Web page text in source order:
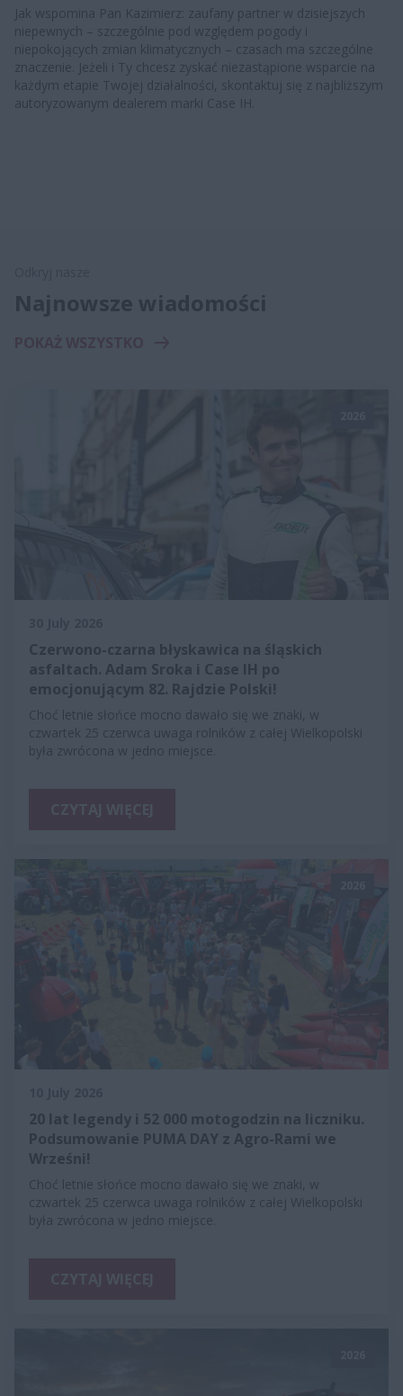
Jak wspomina Pan Kazimierz: zaufany partner w dzisiejszych
niepewnych – szczególnie pod względem pogody i
niepokojących zmian klimatycznych – czasach ma szczególne
znaczenie. Jeżeli i Ty chcesz zyskać niezastąpione wsparcie na
każdym etapie Twojej działalności, skontaktuj się z najbliższym
autoryzowanym dealerem marki Case IH.
Najnowsze wiadomości
Czerwono-czarna błyskawica na śląskich
asfaltach. Adam Sroka i Case IH po
emocjonującym 82. Rajdzie Polski!
Choć letnie słońce mocno dawało się we znaki, w
czwartek 25 czerwca uwaga rolników z całej Wielkopolski
była zwrócona w jedno miejsce.
20 lat legendy i 52 000 motogodzin na liczniku.
Podsumowanie PUMA DAY z Agro-Rami we
Wrześni!
Choć letnie słońce mocno dawało się we znaki, w
czwartek 25 czerwca uwaga rolników z całej Wielkopolski
była zwrócona w jedno miejsce.